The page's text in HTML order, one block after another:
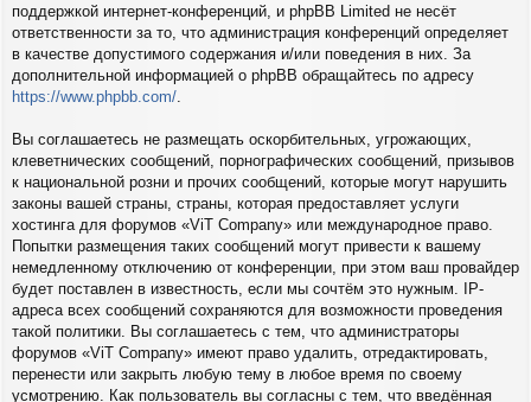
поддержкой интернет-конференций, и phpBB Limited не несёт
ответственности за то, что администрация конференций определяет
в качестве допустимого содержания и/или поведения в них. За
дополнительной информацией о phpBB обращайтесь по адресу
https://www.phpbb.com/
Вы соглашаетесь не размещать оскорбительных, угрожающих,
клеветнических сообщений, порнографических сообщений, призывов
к национальной розни и прочих сообщений, которые могут нарушить
законы вашей страны, страны, которая предоставляет услуги
хостинга для форумов «ViT Company» или международное право.
Попытки размещения таких сообщений могут привести к вашему
немедленному отключению от конференции, при этом ваш провайдер
будет поставлен в известность, если мы сочтём это нужным. IP-
адреса всех сообщений сохраняются для возможности проведения
такой политики. Вы соглашаетесь с тем, что администраторы
форумов «ViT Company» имеют право удалить, отредактировать,
перенести или закрыть любую тему в любое время по своему
усмотрению. Как пользователь вы согласны с тем, что введённая